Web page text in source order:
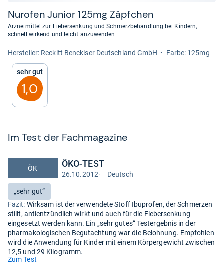
lassen
mit
Nuro­fen Junior 125mg Zäpf­chen
Arzneimittel zur Fiebersenkung und Schmerzbehandlung bei Kindern,
schnell wirkend und leicht anzuwenden.
Her­stel­ler: Reckitt Benckiser Deutschland GmbH Farbe: 125mg
Sehr gut
1,0
Im Test der Fach­ma­ga­zine
ÖK ÖKO-TEST
26.10.2012· Deutsch
Test
Bewertung:
„sehr gut“
Fazit: Wirksam ist der verwendete Stoff Ibuprofen, der Schmerzen
stillt, antientzündlich wirkt und auch für die Fiebersenkung
eingesetzt werden kann. Ein „sehr gutes“ Testergebnis in der
pharmakologischen Begutachtung war die Belohnung. Empfohlen
wird die Anwendung für Kinder mit einem Körpergewicht zwischen
12,5 und 29 Kilogramm.
Zum Test(öffnet